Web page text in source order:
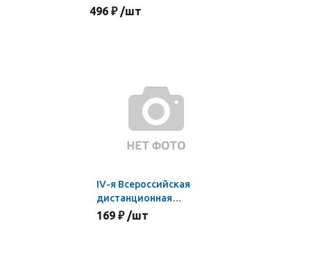
нравственного
496 ₽ /шт
IV-я Всероссийская
дистанционная
ученическая
169 ₽ /шт